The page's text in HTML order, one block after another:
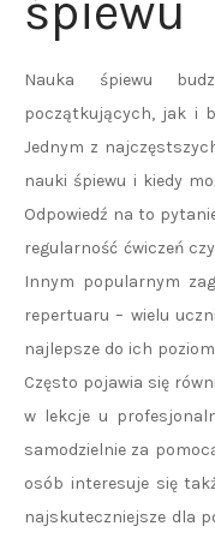
śpiewu
Nauka śpiewu
początkujących, jak i
Jednym z
nauki śpiewu i kiedy
Odpowiedź na to
regularność ćwiczeń
Innym popularnym
repertuaru – wielu
najlepsze do ich
Często pojawia się
w lekcje u
samodzielnie za
osób interesuje się
najskuteczniejsze dla